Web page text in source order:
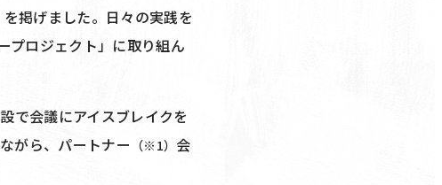
掲げました。日々の実践を
プロジェクト」に取り組ん
で会議にアイスブレイクを
がら、パートナー （※1） 会